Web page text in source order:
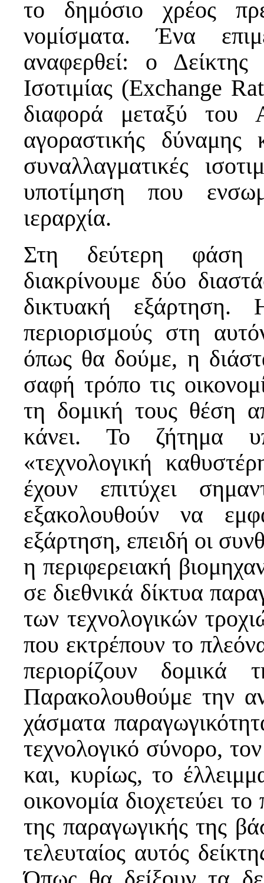
το δημόσιο χρέος
νομίσματα. Ένα
αναφερθεί: ο Δείκτης
Ισοτιμίας (Exchange
διαφορά μεταξύ του
αγοραστικής
συναλλαγματικές
υποτίμηση που
ιεραρχία.
Στη δεύτερη
διακρίνουμε δύο
δικτυακή
περιορισμούς στη
όπως θα δούμε, η
σαφή τρόπο τις
τη δομική τους θέση
κάνει. Το ζήτημα
«τεχνολογική
έχουν επιτύχει
εξακολουθούν να
εξάρτηση, επειδή οι
η περιφερειακή
σε διεθνικά δίκτυα
των τεχνολογικών
που εκτρέπουν το
περιορίζουν δομικά
Παρακολουθούμε την
χάσματα
τεχνολογικό σύνορο,
και, κυρίως, το
οικονομία διοχετεύει
της παραγωγικής της
τελευταίος αυτός